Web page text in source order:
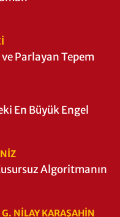
Parlayan Tepem
En Büyük Engel
Algoritmanın
NILAY KARAŞAHİN